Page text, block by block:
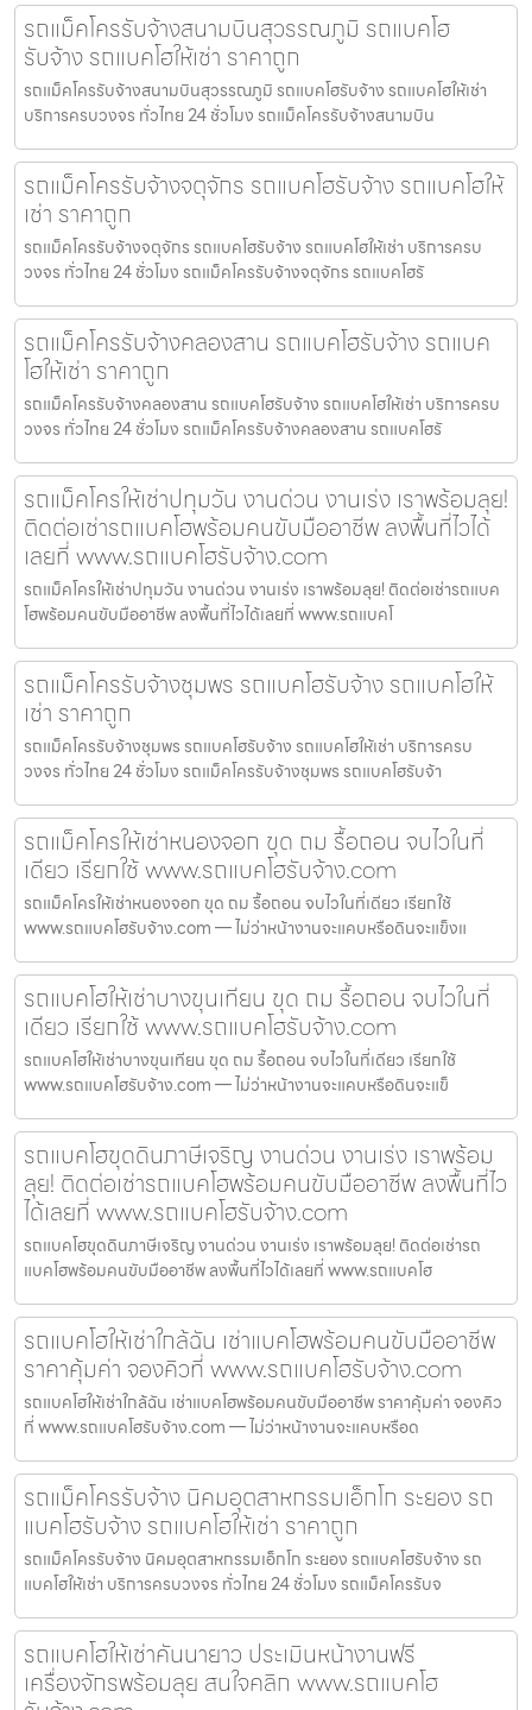
รถแม็คโครรับจ้างสนามบินสุวรรณภูมิ รถแบคโฮ
รับจ้าง รถแบคโฮให้เช่า ราคาถูก
รถแม็คโครรับจ้างสนามบินสุวรรณภูมิ รถแบคโฮรับจ้าง รถแบคโฮให้เช่า
บริการครบวงจร ทั่วไทย 24 ชั่วโมง รถแม็คโครรับจ้างสนามบิน
รถแม็คโครรับจ้างจตุจักร รถแบคโฮรับจ้าง รถแบคโฮให้
เช่า ราคาถูก
รถแม็คโครรับจ้างจตุจักร รถแบคโฮรับจ้าง รถแบคโฮให้เช่า บริการครบ
วงจร ทั่วไทย 24 ชั่วโมง รถแม็คโครรับจ้างจตุจักร รถแบคโฮรั
รถแม็คโครรับจ้างคลองสาน รถแบคโฮรับจ้าง รถแบค
โฮให้เช่า ราคาถูก
รถแม็คโครรับจ้างคลองสาน รถแบคโฮรับจ้าง รถแบคโฮให้เช่า บริการครบ
วงจร ทั่วไทย 24 ชั่วโมง รถแม็คโครรับจ้างคลองสาน รถแบคโฮรั
รถแม็คโครให้เช่าปทุมวัน งานด่วน งานเร่ง เราพร้อมลุย!
ติดต่อเช่ารถแบคโฮพร้อมคนขับมืออาชีพ ลงพื้นที่ไวได้
เลยที่ www.รถแบคโฮรับจ้าง.com
รถแม็คโครให้เช่าปทุมวัน งานด่วน งานเร่ง เราพร้อมลุย! ติดต่อเช่ารถแบค
โฮพร้อมคนขับมืออาชีพ ลงพื้นที่ไวได้เลยที่ www.รถแบคโ
รถแม็คโครรับจ้างชุมพร รถแบคโฮรับจ้าง รถแบคโฮให้
เช่า ราคาถูก
รถแม็คโครรับจ้างชุมพร รถแบคโฮรับจ้าง รถแบคโฮให้เช่า บริการครบ
วงจร ทั่วไทย 24 ชั่วโมง รถแม็คโครรับจ้างชุมพร รถแบคโฮรับจ้า
รถแม็คโครให้เช่าหนองจอก ขุด ถม รื้อถอน จบไวในที่
เดียว เรียกใช้ www.รถแบคโฮรับจ้าง.com
รถแม็คโครให้เช่าหนองจอก ขุด ถม รื้อถอน จบไวในที่เดียว เรียกใช้
www.รถแบคโฮรับจ้าง.com — ไม่ว่าหน้างานจะแคบหรือดินจะแข็งแ
รถแบคโฮให้เช่าบางขุนเทียน ขุด ถม รื้อถอน จบไวในที่
เดียว เรียกใช้ www.รถแบคโฮรับจ้าง.com
รถแบคโฮให้เช่าบางขุนเทียน ขุด ถม รื้อถอน จบไวในที่เดียว เรียกใช้
www.รถแบคโฮรับจ้าง.com — ไม่ว่าหน้างานจะแคบหรือดินจะแข็
รถแบคโฮขุดดินภาษีเจริญ งานด่วน งานเร่ง เราพร้อม
ลุย! ติดต่อเช่ารถแบคโฮพร้อมคนขับมืออาชีพ ลงพื้นที่ไว
ได้เลยที่ www.รถแบคโฮรับจ้าง.com
รถแบคโฮขุดดินภาษีเจริญ งานด่วน งานเร่ง เราพร้อมลุย! ติดต่อเช่ารถ
แบคโฮพร้อมคนขับมืออาชีพ ลงพื้นที่ไวได้เลยที่ www.รถแบคโฮ
รถแบคโฮให้เช่าใกล้ฉัน เช่าแบคโฮพร้อมคนขับมืออาชีพ
ราคาคุ้มค่า จองคิวที่ www.รถแบคโฮรับจ้าง.com
รถแบคโฮให้เช่าใกล้ฉัน เช่าแบคโฮพร้อมคนขับมืออาชีพ ราคาคุ้มค่า จองคิว
ที่ www.รถแบคโฮรับจ้าง.com — ไม่ว่าหน้างานจะแคบหรือด
รถแม็คโครรับจ้าง นิคมอุตสาหกรรมเอ็กโก ระยอง รถ
แบคโฮรับจ้าง รถแบคโฮให้เช่า ราคาถูก
รถแม็คโครรับจ้าง นิคมอุตสาหกรรมเอ็กโก ระยอง รถแบคโฮรับจ้าง รถ
แบคโฮให้เช่า บริการครบวงจร ทั่วไทย 24 ชั่วโมง รถแม็คโครรับจ
รถแบคโฮให้เช่าคันนายาว ประเมินหน้างานฟรี
เครื่องจักรพร้อมลุย สนใจคลิก www.รถแบคโฮ